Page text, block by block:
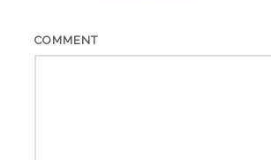
COMMENT